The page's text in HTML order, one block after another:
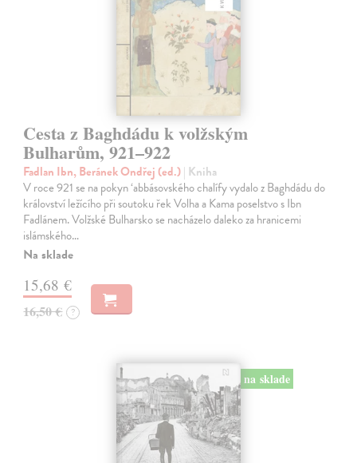
Cesta z Baghdádu k volžským
Bulharům, 921–922
Fadlan Ibn, Beránek Ondřej (ed.)| Kniha
V roce 921 se na pokyn ‘abbásovského chalífy vydalo z Baghdádu do
království ležícího při soutoku řek Volha a Kama poselstvo s Ibn
Fadlánem. Volžské Bulharsko se nacházelo daleko za hranicemi
islámského…
Na sklade
15,68 €
16,50 € ?
na sklade